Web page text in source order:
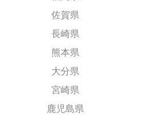
佐賀県
長崎県
熊本県
大分県
宮崎県
鹿児島県